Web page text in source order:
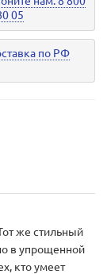
05
по РФ
же стильный
в упрощенной
кто умеет